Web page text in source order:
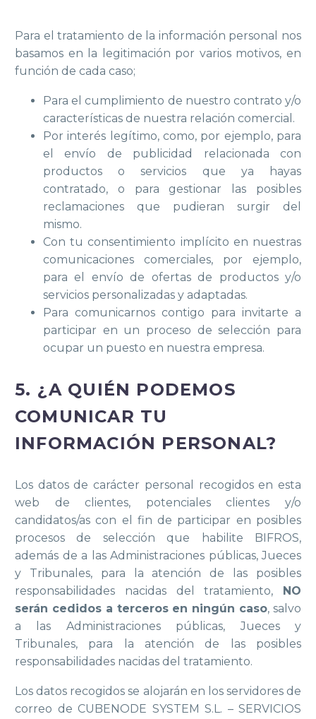
Para el tratamiento de la información personal nos
basamos en la legitimación por varios motivos, en
función de cada caso;
Para el cumplimiento de nuestro contrato y/o
características de nuestra relación comercial.
Por interés legítimo, como, por ejemplo, para
el envío de publicidad relacionada con
productos o servicios que ya hayas
contratado, o para gestionar las posibles
reclamaciones que pudieran surgir del
mismo.
Con tu consentimiento implícito en nuestras
comunicaciones comerciales, por ejemplo,
para el envío de ofertas de productos y/o
servicios personalizadas y adaptadas.
Para comunicarnos contigo para invitarte a
participar en un proceso de selección para
ocupar un puesto en nuestra empresa.
5. ¿A QUIÉN PODEMOS
COMUNICAR TU
INFORMACIÓN PERSONAL?
Los datos de carácter personal recogidos en esta
web de clientes, potenciales clientes y/o
candidatos/as con el fin de participar en posibles
procesos de selección que habilite BIFROS,
además de a las Administraciones públicas, Jueces
y Tribunales, para la atención de las posibles
responsabilidades nacidas del tratamiento, NO
serán cedidos a terceros en ningún caso, salvo
a las Administraciones públicas, Jueces y
Tribunales, para la atención de las posibles
responsabilidades nacidas del tratamiento.
Los datos recogidos se alojarán en los servidores de
correo de CUBENODE SYSTEM S.L. – SERVICIOS